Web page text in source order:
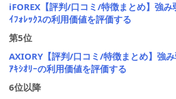
iFOREX【評判/口コミ/特徴まとめ】強み
ｲﾌｫﾚｯｸｽの利用価値を評価する
第5位
AXIORY【評判/口コミ/特徴まとめ】強
ｱｷｼｵﾘｰの利用価値を評価する
6位以降